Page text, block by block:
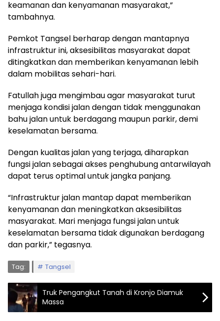
keamanan dan kenyamanan masyarakat,”
tambahnya.
Pemkot Tangsel berharap dengan mantapnya
infrastruktur ini, aksesibilitas masyarakat dapat
ditingkatkan dan memberikan kenyamanan lebih
dalam mobilitas sehari-hari.
Fatullah juga mengimbau agar masyarakat turut
menjaga kondisi jalan dengan tidak menggunakan
bahu jalan untuk berdagang maupun parkir, demi
keselamatan bersama.
Dengan kualitas jalan yang terjaga, diharapkan
fungsi jalan sebagai akses penghubung antarwilayah
dapat terus optimal untuk jangka panjang.
“Infrastruktur jalan mantap dapat memberikan
kenyamanan dan meningkatkan aksesibilitas
masyarakat. Mari menjaga fungsi jalan untuk
keselamatan bersama tidak digunakan berdagang
dan parkir,” tegasnya.
Tag: Tangsel
Truk Pengangkut Tanah di Kronjo Diamuk
Massa